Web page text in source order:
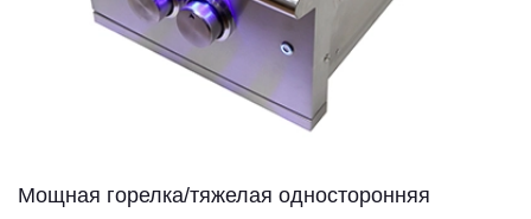
Мощная горелка/тяжелая односторонняя